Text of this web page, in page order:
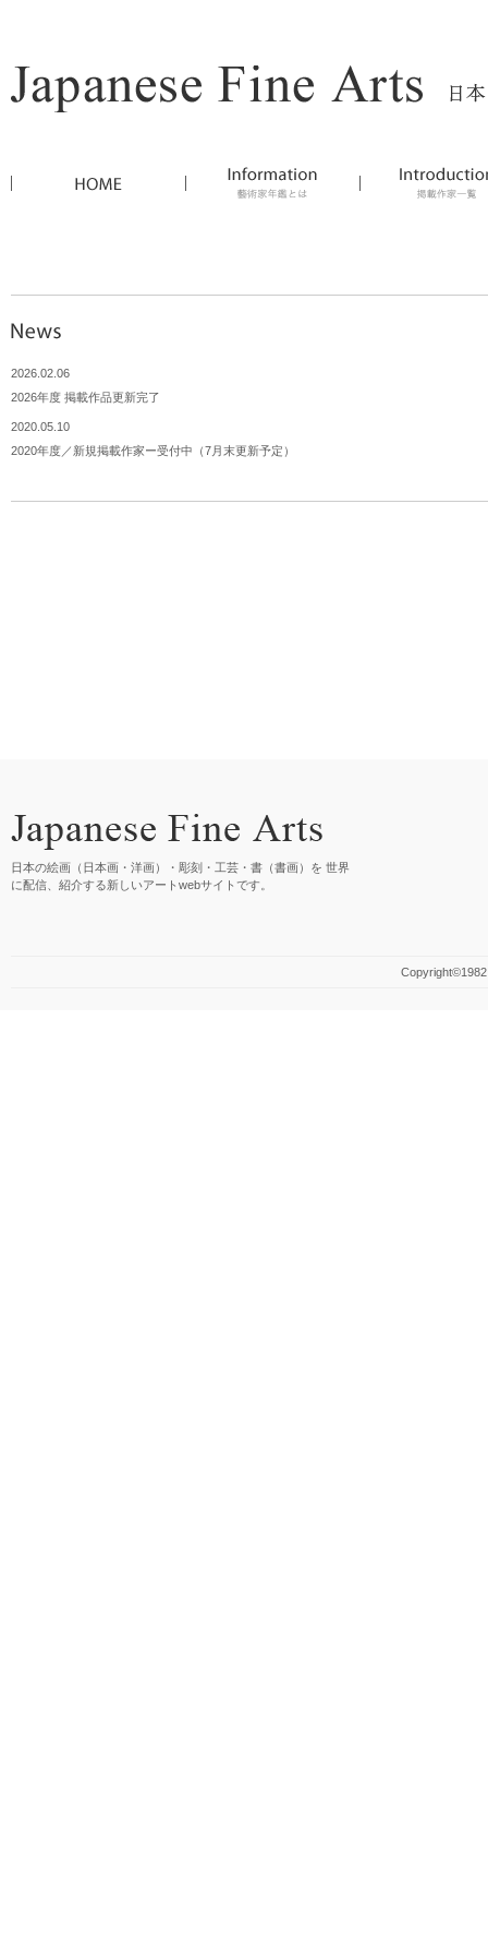
2026.02.06
2026年度 掲載作品更新完了
2020.05.10
2020年度／新規掲載作家ー受付中（7月末更新予定）
日本の絵画（日本画・洋画）・彫刻・工芸・書（書画）を 世界
に配信、紹介する新しいアートwebサイトです。